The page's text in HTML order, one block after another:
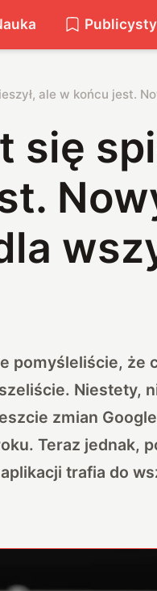
ale w końcu jest.
się
pomyśleliście, że
Niestety,
zmian
Teraz jednak,
trafia do